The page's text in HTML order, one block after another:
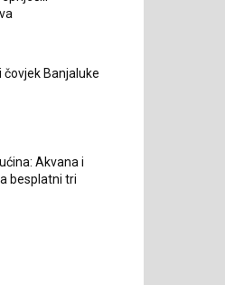
čovjek Banjaluke
Akvana i
besplatni tri